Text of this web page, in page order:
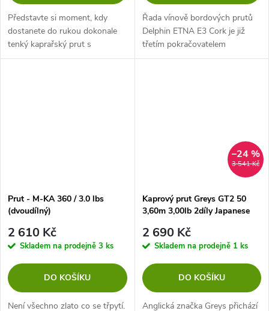
Představte si moment, kdy
dostanete do rukou dokonale
tenký kaprařský prut s
bezkonkurenční akcí,
Řada vínově bordových prutů
Delphin ETNA E3 Cork je již
třetím pokračovatelem
nejúspěšnější série kaprových
Prut - M-KA 360 / 3.0 lbs
(dvoudílný)
2 610 Kč
Skladem na prodejně 3 ks
DO KOŠÍKU
Není všechno zlato co se třpytí.
3 541 Kč
–24 %
Kaprový prut Greys GT2 50
3,60m 3,00lb 2díly Japanese
2 690 Kč
Skladem na prodejně 1 ks
DO KOŠÍKU
Anglická značka Greys přichází